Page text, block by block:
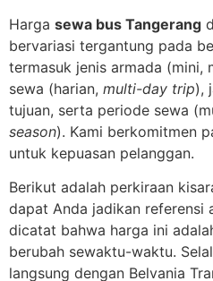
Harga sewa bus Tangerang
bervariasi tergantung pada
termasuk jenis armada (mini,
sewa (harian, multi-day trip),
tujuan, serta periode sewa
season). Kami berkomitmen
untuk kepuasan pelanggan.
Berikut adalah perkiraan
dapat Anda jadikan referensi
dicatat bahwa harga ini
berubah sewaktu-waktu.
langsung dengan Belvania